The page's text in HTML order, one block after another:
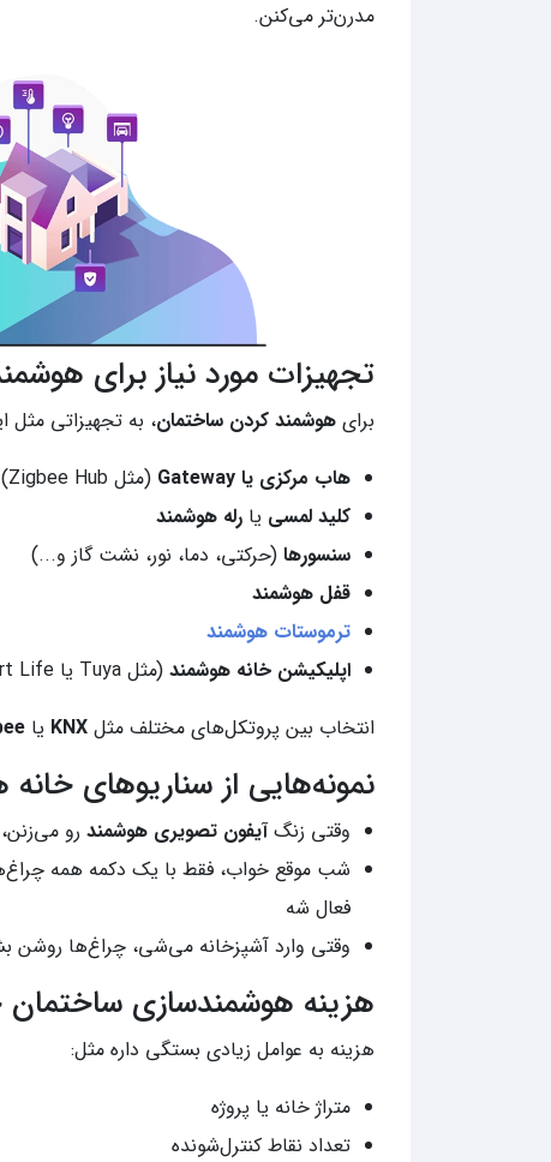
مدرن‌تر می‌کنن.
تجهیزات مورد نیاز برای
برای هوشمند کردن ساختمان، به تجهیزاتی مثل
هاب مرکزی یا Gateway
(مثل Zigbee Hub)
کلید لمسی یا رله هوشمند
سنسورها (حرکتی، دما، نور، نشت گاز و...)
قفل هوشمند
ترموستات هوشمند
اپلیکیشن خانه هوشمند (مثل Tuya یا Smart Life)
انتخاب بین پروتکل‌های مختلف مثل KNX یا
نمونه‌هایی از سناریوهای
وقتی زنگآیفون تصویری هوشمند رو
شب موقع خواب، فقط با یک دکمه همه
فعال شه
وقتی وارد آشپزخانه می‌شی، چراغ‌ها
هزینه هوشمندسازی ساختمان
هزینه به عوامل زیادی بستگی داره مثل:
متراژ خانه یا پروژه
تعداد نقاط کنترل‌شونده